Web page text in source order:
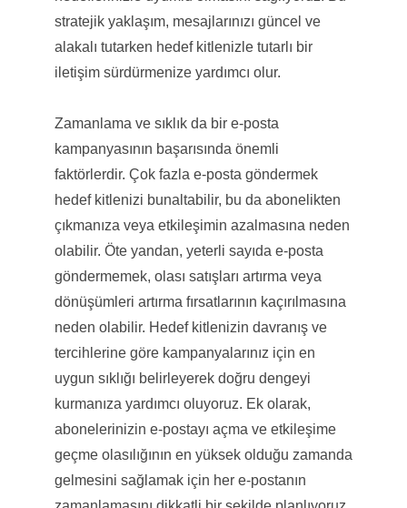
stratejik yaklaşım, mesajlarınızı güncel ve
alakalı tutarken hedef kitlenizle tutarlı bir
iletişim sürdürmenize yardımcı olur.
Zamanlama ve sıklık da bir e-posta
kampanyasının başarısında önemli
faktörlerdir. Çok fazla e-posta göndermek
hedef kitlenizi bunaltabilir, bu da abonelikten
çıkmanıza veya etkileşimin azalmasına neden
olabilir. Öte yandan, yeterli sayıda e-posta
göndermemek, olası satışları artırma veya
dönüşümleri artırma fırsatlarının kaçırılmasına
neden olabilir. Hedef kitlenizin davranış ve
tercihlerine göre kampanyalarınız için en
uygun sıklığı belirleyerek doğru dengeyi
kurmanıza yardımcı oluyoruz. Ek olarak,
abonelerinizin e-postayı açma ve etkileşime
geçme olasılığının en yüksek olduğu zamanda
gelmesini sağlamak için her e-postanın